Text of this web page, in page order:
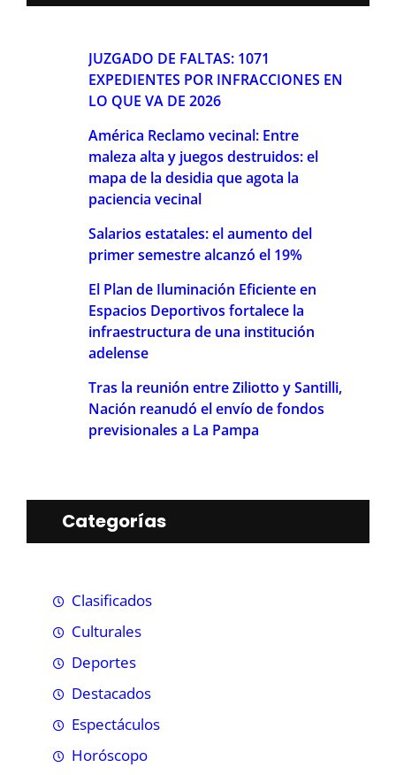
JUZGADO DE FALTAS: 1071
EXPEDIENTES POR INFRACCIONES EN
LO QUE VA DE 2026
América Reclamo vecinal: Entre
maleza alta y juegos destruidos: el
mapa de la desidia que agota la
paciencia vecinal
Salarios estatales: el aumento del
primer semestre alcanzó el 19%
El Plan de Iluminación Eficiente en
Espacios Deportivos fortalece la
infraestructura de una institución
adelense
Tras la reunión entre Ziliotto y Santilli,
Nación reanudó el envío de fondos
previsionales a La Pampa
Categorías
Clasificados
Culturales
Deportes
Destacados
Espectáculos
Horóscopo